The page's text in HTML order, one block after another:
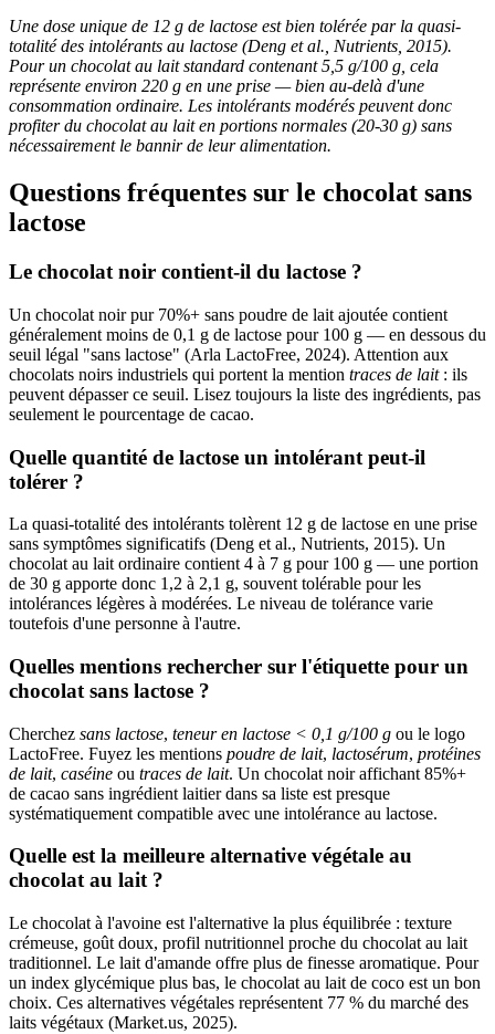
Une dose unique de 12 g de lactose est bien tolérée par la quasi-
totalité des intolérants au lactose (Deng et al., Nutrients, 2015).
Pour un chocolat au lait standard contenant 5,5 g/100 g, cela
représente environ 220 g en une prise — bien au-delà d'une
consommation ordinaire. Les intolérants modérés peuvent donc
profiter du chocolat au lait en portions normales (20-30 g) sans
nécessairement le bannir de leur alimentation.
Questions fréquentes sur le chocolat sans
lactose
Le chocolat noir contient-il du lactose ?
Un chocolat noir pur 70%+ sans poudre de lait ajoutée contient
généralement moins de 0,1 g de lactose pour 100 g — en dessous du
seuil légal "sans lactose" (Arla LactoFree, 2024). Attention aux
chocolats noirs industriels qui portent la mention traces de lait: ils
peuvent dépasser ce seuil. Lisez toujours la liste des ingrédients, pas
seulement le pourcentage de cacao.
Quelle quantité de lactose un intolérant peut-il
tolérer ?
La quasi-totalité des intolérants tolèrent 12 g de lactose en une prise
sans symptômes significatifs (Deng et al., Nutrients, 2015). Un
chocolat au lait ordinaire contient 4 à 7 g pour 100 g — une portion
de 30 g apporte donc 1,2 à 2,1 g, souvent tolérable pour les
intolérances légères à modérées. Le niveau de tolérance varie
toutefois d'une personne à l'autre.
Quelles mentions rechercher sur l'étiquette pour un
chocolat sans lactose ?
Cherchez sans lactose, teneur en lactose < 0,1 g/100 g ou le logo
LactoFree. Fuyez les mentions poudre de lait, lactosérum, protéines
de lait, caséine ou traces de lait. Un chocolat noir affichant 85%+
de cacao sans ingrédient laitier dans sa liste est presque
systématiquement compatible avec une intolérance au lactose.
Quelle est la meilleure alternative végétale au
chocolat au lait ?
Le chocolat à l'avoine est l'alternative la plus équilibrée : texture
crémeuse, goût doux, profil nutritionnel proche du chocolat au lait
traditionnel. Le lait d'amande offre plus de finesse aromatique. Pour
un index glycémique plus bas, le chocolat au lait de coco est un bon
choix. Ces alternatives végétales représentent 77 % du marché des
laits végétaux (Market.us, 2025).